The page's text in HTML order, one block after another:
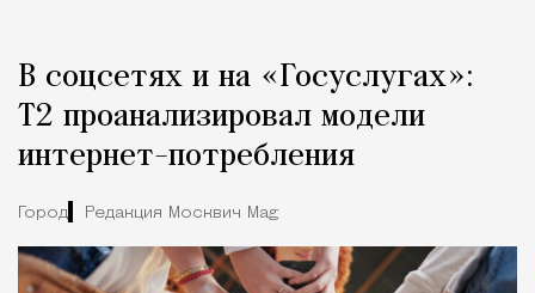
В соцсетях и на «Госуслугах»:
Т2 проанализировал модели
интернет-потребления
Город Редакция Москвич Mag